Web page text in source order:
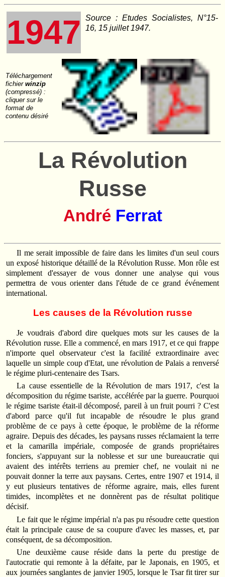
1947
Source : Etudes Socialistes, N°15-
16, 15 juillet 1947.
Téléchargement
fichier winzip
(compressé) :
cliquer sur le
format de
contenu désiré
La Révolution
Russe
André Ferrat
Il me serait impossible de faire dans les limites d'un seul cours
un exposé historique détaillé de la Révolution Russe. Mon rôle est
simplement d'essayer de vous donner une analyse qui vous
permettra de vous orienter dans l'étude de ce grand événement
international.
Les causes de la Révolution russe
Je voudrais d'abord dire quelques mots sur les causes de la
Révolution russe. Elle a commencé, en mars 1917, et ce qui frappe
n'importe quel observateur c'est la facilité extraordinaire avec
laquelle un simple coup d'Etat, une révolution de Palais a renversé
le régime pluri-centenaire des Tsars.
La cause essentielle de la Révolution de mars 1917, c'est la
décomposition du régime tsariste, accélérée par la guerre. Pourquoi
le régime tsariste était-il décomposé, pareil à un fruit pourri ? C'est
d'abord parce qu'il fut incapable de résoudre le plus grand
problème de ce pays à cette époque, le problème de la réforme
agraire. Depuis des décades, les paysans russes réclamaient la terre
et la camarilla impériale, composée de grands propriétaires
fonciers, s'appuyant sur la noblesse et sur une bureaucratie qui
avaient des intérêts terriens au premier chef, ne voulait ni ne
pouvait donner la terre aux paysans. Certes, entre 1907 et 1914, il
y eut plusieurs tentatives de réforme agraire, mais, elles furent
timides, incomplètes et ne donnèrent pas de résultat politique
décisif.
Le fait que le régime impérial n'a pas pu résoudre cette question
était la principale cause de sa coupure d'avec les masses, et, par
conséquent, de sa décomposition.
Une deuxième cause réside dans la perte du prestige de
l'autocratie qui remonte à la défaite, par le Japonais, en 1905, et
aux journées sanglantes de janvier 1905, lorsque le Tsar fit tirer sur